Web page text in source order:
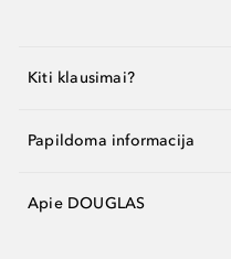
Kiti klausimai?
Papildoma informacija
Apie DOUGLAS